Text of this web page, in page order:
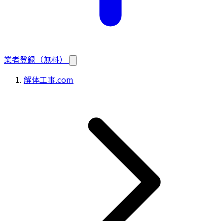
業者登録（無料）
解体工事.com